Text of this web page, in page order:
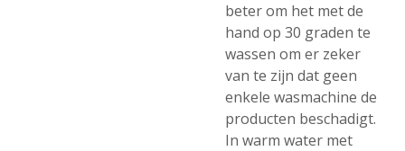
beter om het met de
hand op 30 graden te
wassen om er zeker
van te zijn dat geen
enkele wasmachine de
producten beschadigt.
In warm water met